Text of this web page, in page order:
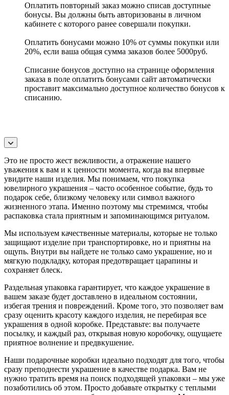
Оплатить повторный заказ можно списав доступные
бонусы. Вы должны быть авторизованы в личном
кабинете с которого ранее совершали покупки.
Оплатить бонусами можно 10% от суммы покупки или
20%, если ваша общая сумма заказов более 5000руб.
Списание бонусов доступно на странице оформления
заказа в поле оплатить бонусами сайт автоматически
проставит максимально доступное количество бонусов к
списанию.
Это не просто жест вежливости, а отражение нашего
уважения к вам и к ценности момента, когда вы впервые
увидите наши изделия. Мы понимаем, что покупка
ювелирного украшения – часто особенное событие, будь то
подарок себе, близкому человеку или символ важного
жизненного этапа. Именно поэтому мы стремимся, чтобы
распаковка стала приятным и запоминающимся ритуалом.
Мы используем качественные материалы, которые не только
защищают изделие при транспортировке, но и приятны на
ощупь. Внутри вы найдете не только само украшение, но и
мягкую подкладку, которая предотвращает царапины и
сохраняет блеск.
Раздельная упаковка гарантирует, что каждое украшение в
вашем заказе будет доставлено в идеальном состоянии,
избегая трения и повреждений. Кроме того, это позволяет вам
сразу оценить красоту каждого изделия, не перебирая все
украшения в одной коробке. Представьте: вы получаете
посылку, и каждый раз, открывая новую коробочку, ощущаете
приятное волнение и предвкушение.
Наши подарочные коробки идеально подходят для того, чтобы
сразу преподнести украшение в качестве подарка. Вам не
нужно тратить время на поиск подходящей упаковки – мы уже
позаботились об этом. Просто добавьте открытку с теплыми